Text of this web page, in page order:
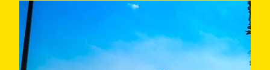
construidas por el ejército español durante la segunda
guerra mundial.
El recorrido lleva hasta Cala Montjoi, donde podrás
disfrutar de un descanso y un buen baño rodeado de
árboles. La vuelta discurre por otro camino que